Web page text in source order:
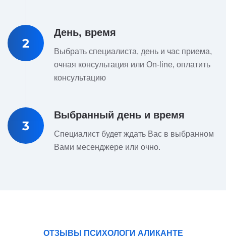
2
День, время
Выбрать специалиста, день и час приема,
очная консультация или On-line, оплатить
консультацию
3
Выбранный день и время
Специалист будет ждать Вас в выбранном
Вами месенджере или очно.
ОТЗЫВЫ ПСИХОЛОГИ АЛИКАНТЕ